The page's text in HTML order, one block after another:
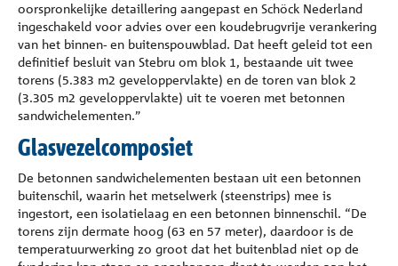
oorspronkelijke detaillering aangepast en Schöck Nederland
ingeschakeld voor advies over een koudebrugvrije verankering
van het binnen- en buitenspouwblad. Dat heeft geleid tot een
definitief besluit van Stebru om blok 1, bestaande uit twee
torens (5.383 m2 geveloppervlakte) en de toren van blok 2
(3.305 m2 geveloppervlakte) uit te voeren met betonnen
sandwichelementen.”
Glasvezelcomposiet
De betonnen sandwichelementen bestaan uit een betonnen
buitenschil, waarin het metselwerk (steenstrips) mee is
ingestort, een isolatielaag en een betonnen binnenschil. “De
torens zijn dermate hoog (63 en 57 meter), daardoor is de
temperatuurwerking zo groot dat het buitenblad niet op de